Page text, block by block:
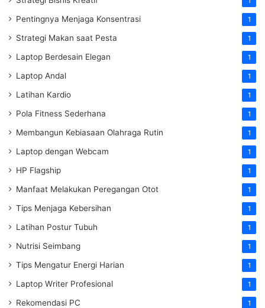
Pentingnya Menjaga Konsentrasi 1
Strategi Makan saat Pesta 1
Laptop Berdesain Elegan 1
Laptop Andal 1
Latihan Kardio 1
Pola Fitness Sederhana 1
Membangun Kebiasaan Olahraga Rutin 1
Laptop dengan Webcam 1
HP Flagship 1
Manfaat Melakukan Peregangan Otot 1
Tips Menjaga Kebersihan 1
Latihan Postur Tubuh 1
Nutrisi Seimbang 1
Tips Mengatur Energi Harian 1
Laptop Writer Profesional 1
Rekomendasi PC 1